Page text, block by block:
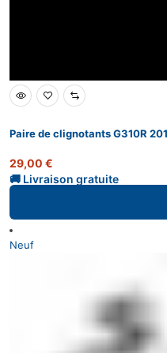
Paire de clignotants G310R
29,00 €
Neuf